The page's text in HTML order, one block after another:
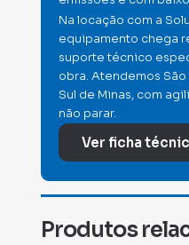
Na locação com a
equipamento chega
suporte técnico
obra. Atendemos São
Sul de Minas, com
não parar.
Ver ficha
Produtos